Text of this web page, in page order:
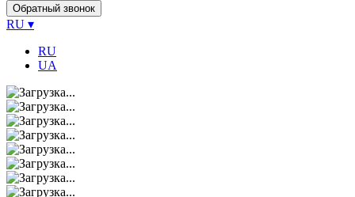
Обратный звонок
RU ▾
RU
UA